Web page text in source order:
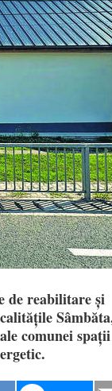
de reabilitare și
comunei spații